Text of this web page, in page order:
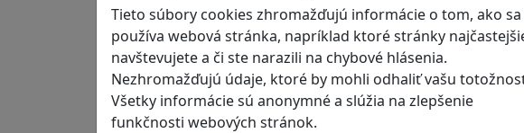
Tieto súbory cookies zhromažďujú informácie o tom, ako sa
používa webová stránka, napríklad ktoré stránky
navštevujete a či ste narazili na chybové hlásenia.
Nezhromažďujú údaje, ktoré by mohli odhaliť vašu
Všetky informácie sú anonymné a slúžia na zlepšenie
funkčnosti webových stránok.